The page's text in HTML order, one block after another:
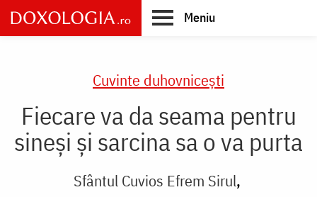
Skip
to
main
Meniu
Cuvinte duhovnicești
Fie­care va da seama pentru
sineşi şi sarcina sa o va purta
Sfântul Cuvios Efrem Sirul